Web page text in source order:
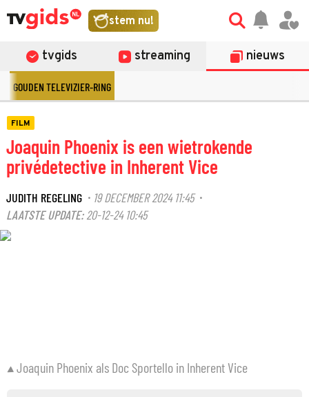
stem nu!
tvgids streaming nieuws
GOUDEN TELEVIZIER-RING
FILM
Joaquin Phoenix is een wietrokende
privédetective in Inherent Vice
JUDITH REGELING · 19 DECEMBER 2024 11:45·
LAATSTE UPDATE: 20-12-24 10:45
Joaquin Phoenix als Doc Sportello in Inherent Vice